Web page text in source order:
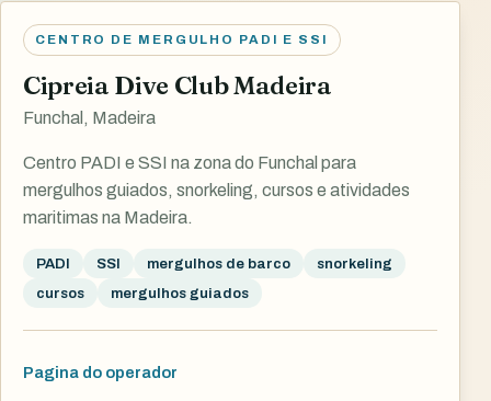
CENTRO DE MERGULHO PADI E SSI
Cipreia Dive Club Madeira
Funchal, Madeira
Centro PADI e SSI na zona do Funchal para
mergulhos guiados, snorkeling, cursos e atividades
maritimas na Madeira.
PADI SSI mergulhos de barco
snorkeling
cursos
mergulhos guiados
Pagina do operador